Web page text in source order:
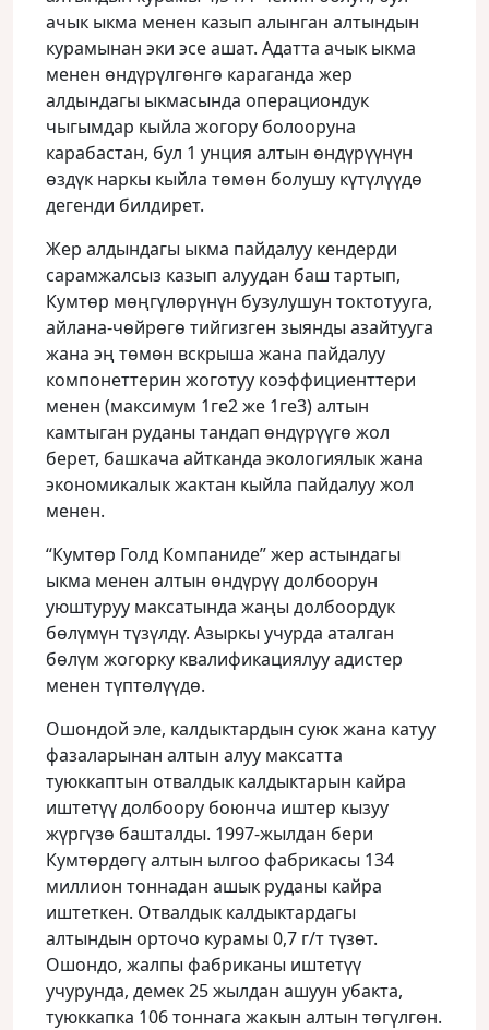
ачык ыкма менен казып алынган алтындын
курамынан эки эсе ашат. Адатта ачык ыкма
менен өндүрүлгөнгө караганда жер
алдындагы ыкмасында операциондук
чыгымдар кыйла жогору болооруна
карабастан, бул 1 унция алтын өндүрүүнүн
өздүк наркы кыйла төмөн болушу күтүлүүдө
дегенди билдирет.
Жер алдындагы ыкма пайдалуу кендерди
сарамжалсыз казып алуудан баш тартып,
Кумтөр мөңгүлөрүнүн бузулушун токтотууга,
айлана-чөйрөгө тийгизген зыянды азайтууга
жана эң төмөн вскрыша жана пайдалуу
компонеттерин жоготуу коэффициенттери
менен (максимум 1ге2 же 1ге3) алтын
камтыган руданы тандап өндүрүүгө жол
берет, башкача айтканда экологиялык жана
экономикалык жактан кыйла пайдалуу жол
менен.
“Кумтөр Голд Компаниде” жер астындагы
ыкма менен алтын өндүрүү долбоорун
уюштуруу максатында жаңы долбоордук
бөлүмүн түзүлдү. Азыркы учурда аталган
бөлүм жогорку квалификациялуу адистер
менен түптөлүүдө.
Ошондой эле, калдыктардын суюк жана катуу
фазаларынан алтын алуу максатта
туюккаптын отвалдык калдыктарын кайра
иштетүү долбоору боюнча иштер кызуу
жүргүзө башталды. 1997-жылдан бери
Кумтөрдөгү алтын ылгоо фабрикасы 134
миллион тоннадан ашык руданы кайра
иштеткен. Отвалдык калдыктардагы
алтындын орточо курамы 0,7 г/т түзөт.
Ошондо, жалпы фабриканы иштетүү
учурунда, демек 25 жылдан ашуун убакта,
туюккапка 106 тоннага жакын алтын төгүлгөн.